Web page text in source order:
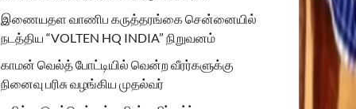
இணையதள வாணிப கருத்தரங்கை சென்னையில்
நடத்திய “VOLTEN HQ INDIA” நிறுவனம்
காமன் வெல்த் போட்டியில் வென்ற வீரர்களுக்கு
நினைவு பரிசு வழங்கிய முதல்வர்